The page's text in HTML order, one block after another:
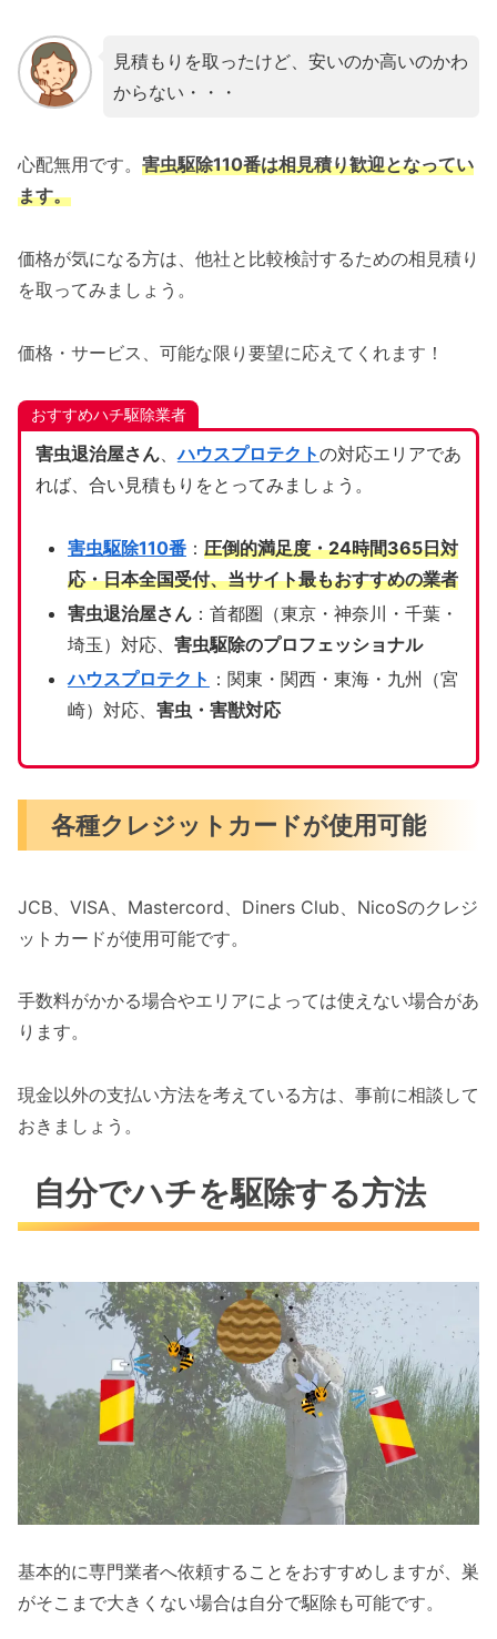
見積もりを取ったけど、安いのか高いのかわ
からない・・・
心配無用です。 害虫駆除110番は相見積り歓迎となってい
ます。
価格が気になる方は、他社と比較検討するための相見積り
を取ってみましょう。
価格・サービス、可能な限り要望に応えてくれます！
おすすめハチ駆除業者
害虫退治屋さん、ハウスプロテクトの対応エリアであ
れば、合い見積もりをとってみましょう。
害虫駆除110番： 圧倒的満足度・24時間365日対
応・日本全国受付、当サイト最もおすすめの業者
害虫退治屋さん：首都圏（東京・神奈川・千葉・
埼玉）対応、 害虫駆除のプロフェッショナル
ハウスプロテクト ：関東・関西・東海・九州（宮
崎）対応、 害虫・害獣対応
各種クレジットカードが使用可能
JCB、VISA、Mastercord、Diners Club、NicoSのクレジ
ットカードが使用可能です。
手数料がかかる場合やエリアによっては使えない場合があ
ります。
現金以外の支払い方法を考えている方は、事前に相談して
おきましょう。
自分でハチを駆除する方法
基本的に専門業者へ依頼することをおすすめしますが、巣
がそこまで大きくない場合は自分で駆除も可能です。